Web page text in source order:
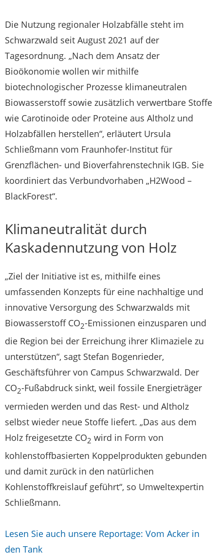
Die Nutzung regionaler Holzabfälle steht im
Schwarzwald seit August 2021 auf der
Tagesordnung. „Nach dem Ansatz der
Bioökonomie wollen wir mithilfe
biotechnologischer Prozesse klimaneutralen
Biowasserstoff sowie zusätzlich verwertbare Stoffe
wie Carotinoide oder Proteine aus Altholz und
Holzabfällen herstellen“, erläutert Ursula
Schließmann vom Fraunhofer-Institut für
Grenzflächen- und Bioverfahrenstechnik IGB. Sie
koordiniert das Verbundvorhaben „H2Wood –
BlackForest“.
Klimaneutralität durch
Kaskadennutzung von Holz
„Ziel der Initiative ist es, mithilfe eines
umfassenden Konzepts für eine nachhaltige und
innovative Versorgung des Schwarzwalds mit
Biowasserstoff CO2-Emissionen einzusparen und
die Region bei der Erreichung ihrer Klimaziele zu
unterstützen“, sagt Stefan Bogenrieder,
Geschäftsführer von Campus Schwarzwald. Der
CO2-Fußabdruck sinkt, weil fossile Energieträger
vermieden werden und das Rest- und Altholz
selbst wieder neue Stoffe liefert. „Das aus dem
Holz freigesetzte CO2 wird in Form von
kohlenstoffbasierten Koppelprodukten gebunden
und damit zurück in den natürlichen
Kohlenstoffkreislauf geführt“, so Umweltexpertin
Schließmann.
Lesen Sie auch unsere Reportage: Vom Acker in
den Tank